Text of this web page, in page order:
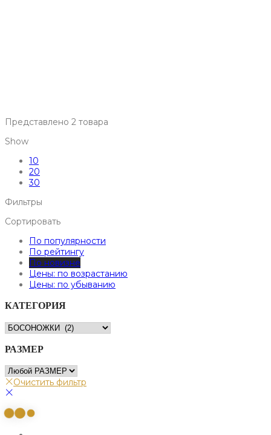
Представлено 2 товара
Show
10
20
30
Фильтры
Сортировать
По популярности
По рейтингу
По новизне
Цены: по возрастанию
Цены: по убыванию
КАТЕГОРИЯ
РАЗМЕР
Очистить фильтр